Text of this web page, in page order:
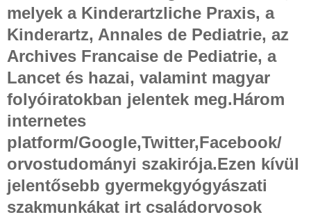
melyek a Kinderartzliche Praxis, a
Kinderartz, Annales de Pediatrie, az
Archives Francaise de Pediatrie, a
Lancet és hazai, valamint magyar
folyóiratokban jelentek meg.Három
internetes
platform/Google,Twitter,Facebook/
orvostudományi szakirója.Ezen kívül
jelentősebb gyermekgyógyászati
szakmunkákat irt családorvosok